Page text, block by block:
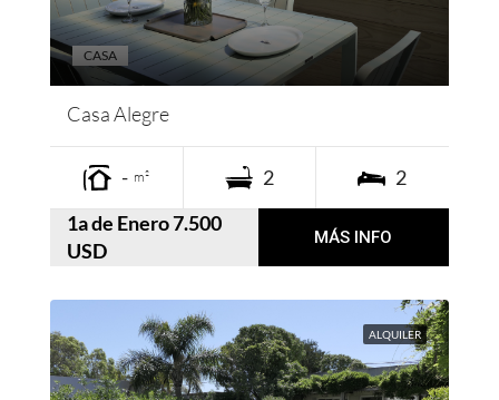
Casa Alegre
- m² 2 2
CASA
1a de Enero 7.500
USD
MÁS INFO
ALQUILER